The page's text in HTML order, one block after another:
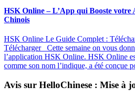
HSK Online – L’App qui Booste votre
Chinois
HSK Online Le Guide Complet :
Télécharger Cette semaine on vous
l’application HSK Online. HSK Online
comme son nom l’indique, a été conçue
Avis sur HelloChinese : Mise à